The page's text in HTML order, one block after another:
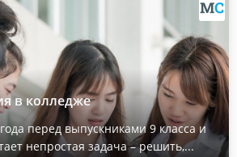
в колледже
перед выпускниками 9 класса и
непростая задача – решить,...